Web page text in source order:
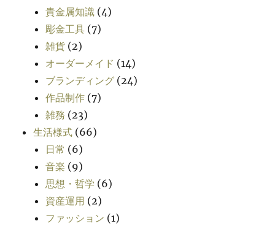
貴金属知識 (4)
彫金工具 (7)
雑貨 (2)
オーダーメイド (14)
ブランディング (24)
作品制作 (7)
雑務 (23)
生活様式 (66)
日常 (6)
音楽 (9)
思想・哲学 (6)
資産運用 (2)
ファッション (1)